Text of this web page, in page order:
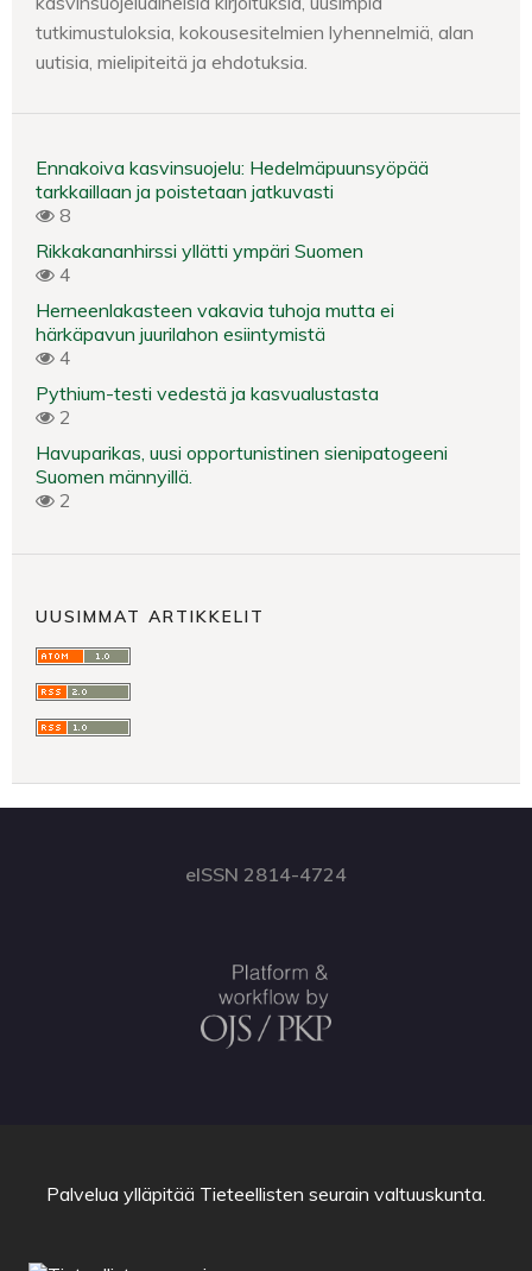
tutkimustuloksia, kokousesitelmien lyhennelmiä, alan
uutisia, mielipiteitä ja ehdotuksia.
Ennakoiva kasvinsuojelu: Hedelmäpuunsyöpää
tarkkaillaan ja poistetaan jatkuvasti
8
Rikkakananhirssi yllätti ympäri Suomen
4
Herneenlakasteen vakavia tuhoja mutta ei
härkäpavun juurilahon esiintymistä
4
Pythium-testi vedestä ja kasvualustasta
2
Havuparikas, uusi opportunistinen sienipatogeeni
Suomen männyillä.
2
UUSIMMAT ARTIKKELIT
eISSN 2814-4724
Palvelua ylläpitää Tieteellisten seurain valtuuskunta.